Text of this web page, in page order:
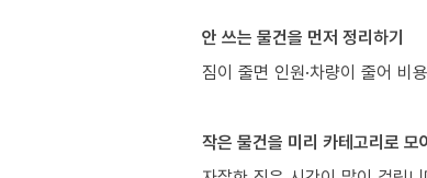
안 쓰는 물건을 먼저 정리하기
짐이 줄면 인원·차량이 줄어 비
작은 물건을 미리 카테고리로 모